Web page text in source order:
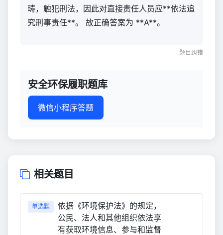
畴，触犯刑法，因此对直接责任人员应**依法追
究刑事责任**。 故正确答案为 **A**。
题目纠错
安全环保履职题库
微信小程序答题
相关题目
单选题
依据《环境保护法》的规定，
公民、法人和其他组织依法享
有获取环境信息、参与和监督